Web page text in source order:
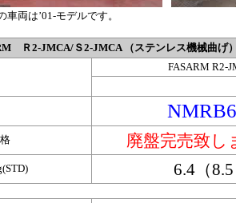
車両は’01-モデルです。
Ｒ2-JMCA/Ｓ2-JMCA （ステンレス機械曲げ
FASARM R2-
廃盤完売致し
6.4（